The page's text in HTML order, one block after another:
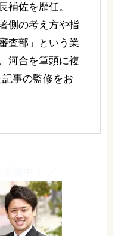
補佐を歴任。
側の考え方や指
査部」という業
河合を筆頭に複
事の監修をお